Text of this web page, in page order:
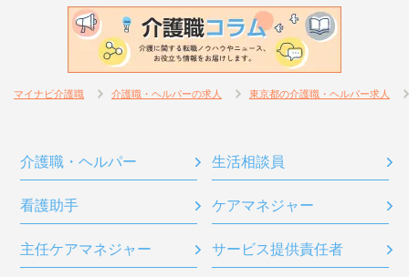
マイナビ介護職 介護職・ヘルパーの求人 東京都の介護職・ヘルパー求人
介護職・ヘルパー 生活相談員
看護助手 ケアマネジャー
主任ケアマネジャー サービス提供責任者